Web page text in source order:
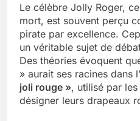
Découvrir
jardin sans
comment
5 Mois Ago
Le célèbre Jolly Roger,
mort, est souvent perçu
pirate par excellence.
un véritable sujet de
Des théories évoquent
» aurait ses racines dans
joli rouge », utilisé par
désigner leurs drapeaux